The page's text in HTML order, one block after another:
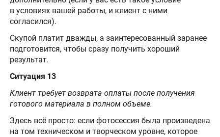
в условиях вашей работы, и клиент с ними
согласился).
Скупой платит дважды, а заинтересованный заранее
подготовится, чтобы сразу получить хороший
результат.
Ситуация 13
Клиент требует возврата оплаты после получения
готового материала в полном объеме.
Здесь всё просто: если фотосессия была произведена
на том техническом и творческом уровне, которое